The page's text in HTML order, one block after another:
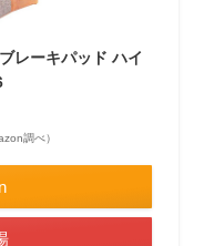
レーキパッド ハイ
調べ）